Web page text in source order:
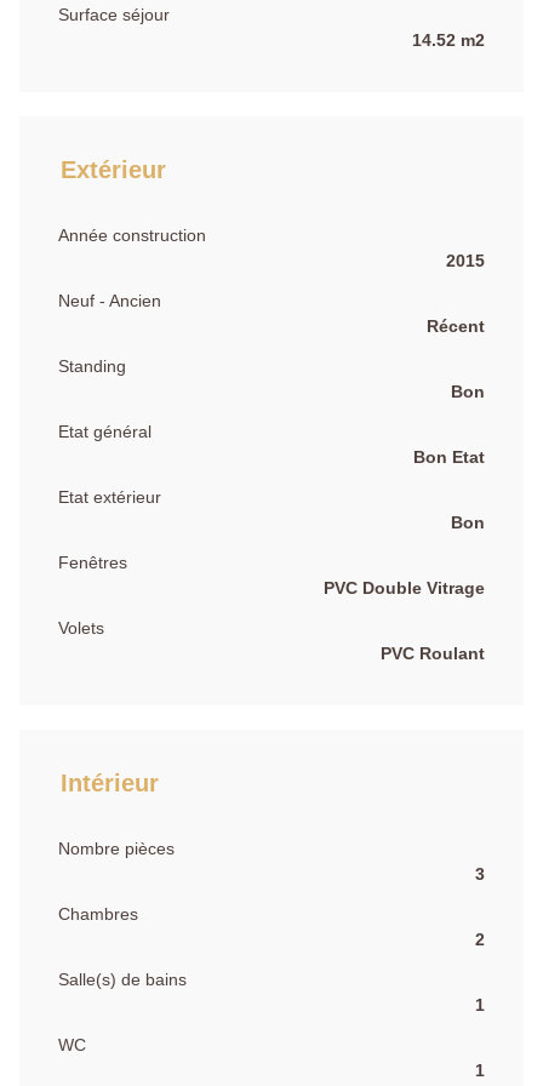
Surface séjour
14.52 m2
Extérieur
Année construction
2015
Neuf - Ancien
Récent
Standing
Bon
Etat général
Bon Etat
Etat extérieur
Bon
Fenêtres
PVC Double Vitrage
Volets
PVC Roulant
Intérieur
Nombre pièces
3
Chambres
2
Salle(s) de bains
1
WC
1